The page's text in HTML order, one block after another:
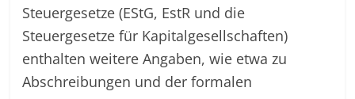
Steuergesetze (EStG, EstR und die
Steuergesetze für Kapitalgesellschaften)
enthalten weitere Angaben, wie etwa zu
Abschreibungen und der formalen